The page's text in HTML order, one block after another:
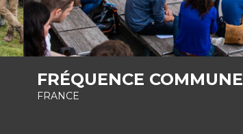
FRÉQUENCE COMMUNE
FRANCE